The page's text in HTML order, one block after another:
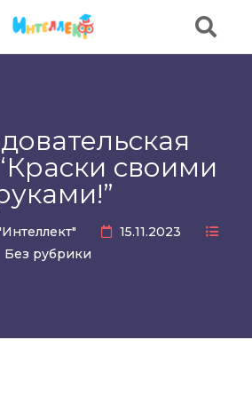
своими
15.11.2023
Без рубрики